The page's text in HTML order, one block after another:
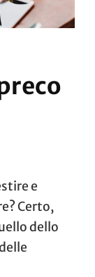
e
Certo,
dello